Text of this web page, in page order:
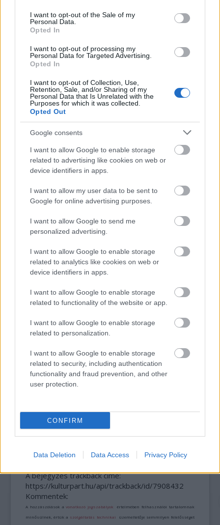
consent section.
I want to opt-out of the Sale of my
Personal Data.
Opted In
I want to opt-out of processing my
Personal Data for Targeted Advertising.
Opted In
I want to opt-out of Collection, Use,
Retention, Sale, and/or Sharing of my
Personal Data that Is Unrelated with the
Purposes for which it was collected.
Opted Out
Google consents
I want to allow Google to enable storage
related to advertising like cookies on web or
device identifiers in apps.
I want to allow my user data to be sent to
Google for online advertising purposes.
I want to allow Google to send me
personalized advertising.
I want to allow Google to enable storage
related to analytics like cookies on web or
device identifiers in apps.
I want to allow Google to enable storage
related to functionality of the website or app.
I want to allow Google to enable storage
related to personalization.
I want to allow Google to enable storage
related to security, including authentication
functionality and fraud prevention, and other
user protection.
CONFIRM
Data Deletion Data Access Privacy Policy
hangokból hoz létre műalkotásokat,
mindenkit arra kért, július 27.-én, az olimpia
nyitónapján szerte az országban reggel
nyolctól harangozzanak és csöngessenek
három percig. Ha más nincs, az ajtó vagy a
bicikli csengőjével. A monumentális
hangszobor alaphangját a haditengerészet
és több templom hivatalos harangozói adják
meg, de a művész szeretné, ha minél többen
részt vennének az akcióban.
Kultúra Anglia Olimpia Programajánló Lavór
MÚZEUMUTCA TAVASZKÖSZÖNTŐ
SÁLOM UTCA - KORTÁRS ZSIDÓ KULTURÁLIS ÉS
A bejegyzés trackback címe:
https://kulturpart.hu/api/trackback/id/7908432
Kommentek:
A hozzászólások avonatkozó jogszabályok értelmében felhasználói tartalomnak
minősülnek, értük a szolgáltatás technikai üzemeltetője semmilyen felelősséget